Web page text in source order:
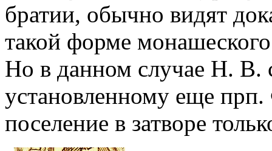
братии, обычно видят
такой форме монашеского
Но в данном случае Н. В.
установленному еще
поселение в затворе